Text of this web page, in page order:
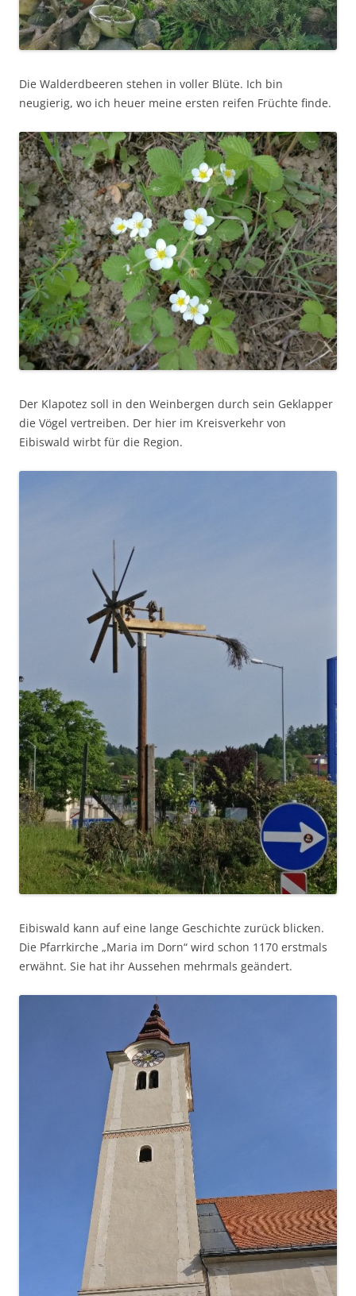
Die Walderdbeeren stehen in voller Blüte. Ich bin
neugierig, wo ich heuer meine ersten reifen Früchte finde.
Der Klapotez soll in den Weinbergen durch sein Geklapper
die Vögel vertreiben. Der hier im Kreisverkehr von
Eibiswald wirbt für die Region.
Eibiswald kann auf eine lange Geschichte zurück blicken.
Die Pfarrkirche „Maria im Dorn“ wird schon 1170 erstmals
erwähnt. Sie hat ihr Aussehen mehrmals geändert.